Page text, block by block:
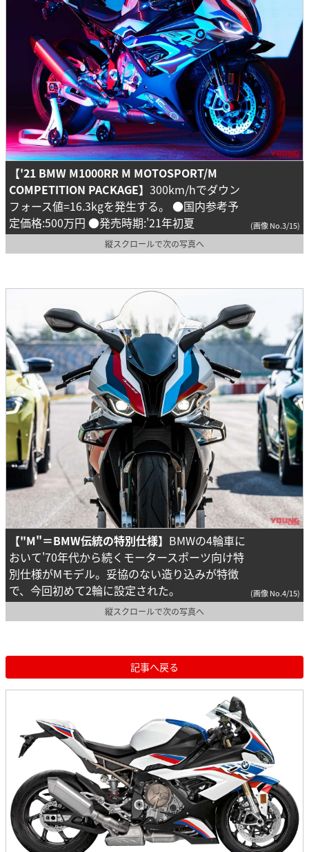
【'21 BMW M1000RR M MOTOSPORT/M
COMPETITION PACKAGE】 300km/hでダウン
フォース値=16.3kgを発生する。 ●国内参考予
定価格:500万円 ●発売時期:'21年初夏
(画像 No.3/15)
縦スクロールで次の写真へ
【"M"＝BMW伝統の特別仕様】 BMWの4輪車に
おいて'70年代から続くモータースポーツ向け特
別仕様がMモデル。妥協のない造り込みが特徴
で、今回初めて2輪に設定された。
(画像 No.4/15)
縦スクロールで次の写真へ
記事へ戻る